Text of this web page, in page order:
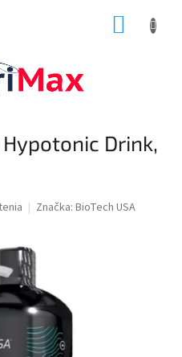
Hypotonic Drink,
Značka: BioTech USA